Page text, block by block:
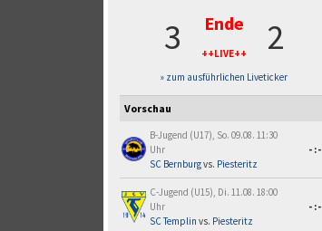
3 Ende
++LIVE++ 2
» zum ausführlichen Liveticker
Vorschau
B-Jugend (U17), So. 09.08. 11:30
Uhr
SC Bernburgvs. Piesteritz
-:-
C-Jugend (U15), Di. 11.08. 18:00
Uhr
SC Templin vs. Piesteritz
-:-